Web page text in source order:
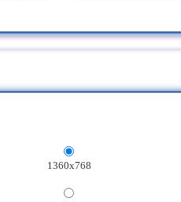
1360x768